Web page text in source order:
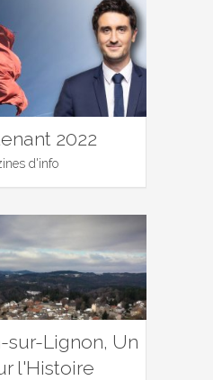
2022
d'info
sur-Lignon, Un
l'Histoire